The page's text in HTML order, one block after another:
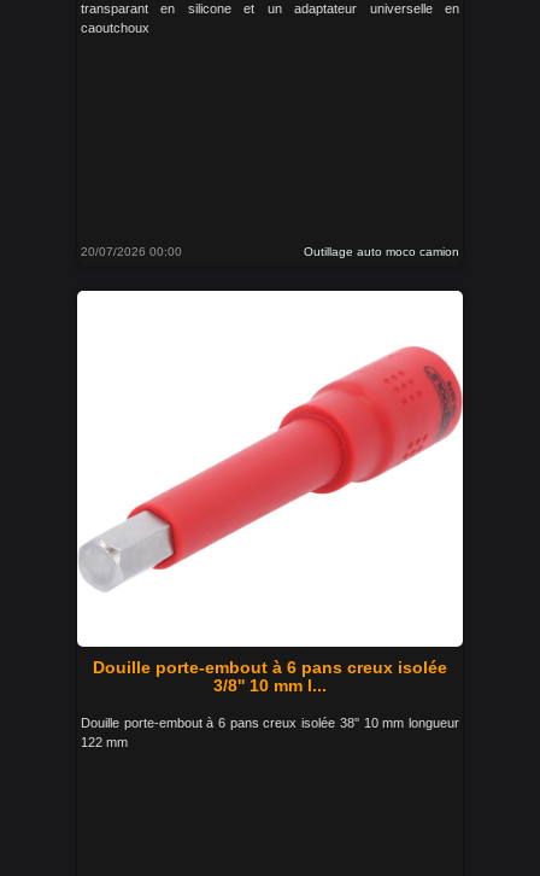
transparant en silicone et un adaptateur universelle en
caoutchoux
20/07/2026 00:00 Outillage auto moco camion
Douille porte-embout à 6 pans creux isolée
3/8'' 10 mm l...
Douille porte-embout à 6 pans creux isolée 38'' 10 mm longueur
122 mm